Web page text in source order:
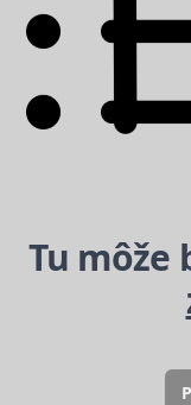
Tu môže